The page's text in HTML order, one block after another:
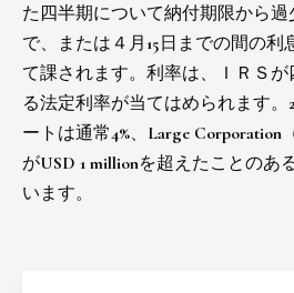
た四半期について納付期限から過
で、または４月15日までの間の利
て課されます。利率は、ＩＲＳ
る法定利率が当てはめられます。
ートは通常4%、Large
がUSD 1 millionを超えたことのあ
います。